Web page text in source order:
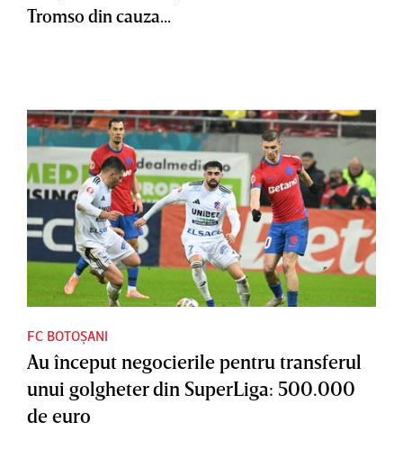
Tromso din cauza...
FC BOTOȘANI
Au început negocierile pentru transferul
unui golgheter din SuperLiga: 500.000
de euro